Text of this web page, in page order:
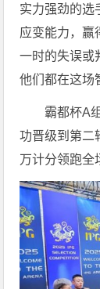
实力强劲的选
应变能力，赢
一时的失误或
他们都在这场
霸都杯A
功晋级到第二
万计分领跑全